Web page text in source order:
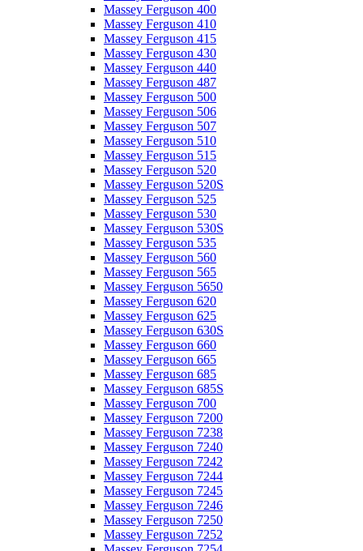
Massey Ferguson 400
Massey Ferguson 410
Massey Ferguson 415
Massey Ferguson 430
Massey Ferguson 440
Massey Ferguson 487
Massey Ferguson 500
Massey Ferguson 506
Massey Ferguson 507
Massey Ferguson 510
Massey Ferguson 515
Massey Ferguson 520
Massey Ferguson 520S
Massey Ferguson 525
Massey Ferguson 530
Massey Ferguson 530S
Massey Ferguson 535
Massey Ferguson 560
Massey Ferguson 565
Massey Ferguson 5650
Massey Ferguson 620
Massey Ferguson 625
Massey Ferguson 630S
Massey Ferguson 660
Massey Ferguson 665
Massey Ferguson 685
Massey Ferguson 685S
Massey Ferguson 700
Massey Ferguson 7200
Massey Ferguson 7238
Massey Ferguson 7240
Massey Ferguson 7242
Massey Ferguson 7244
Massey Ferguson 7245
Massey Ferguson 7246
Massey Ferguson 7250
Massey Ferguson 7252